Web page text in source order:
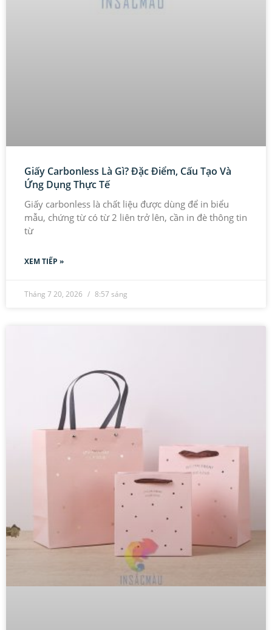
Giấy Carbonless Là Gì? Đặc Điểm, Cấu Tạo Và
Ứng Dụng Thực Tế
Giấy carbonless là chất liệu được dùng để in biểu
mẫu, chứng từ có từ 2 liên trở lên, cần in đè thông tin
từ
XEM TIẾP »
Tháng 7 20, 2026 8:57 sáng